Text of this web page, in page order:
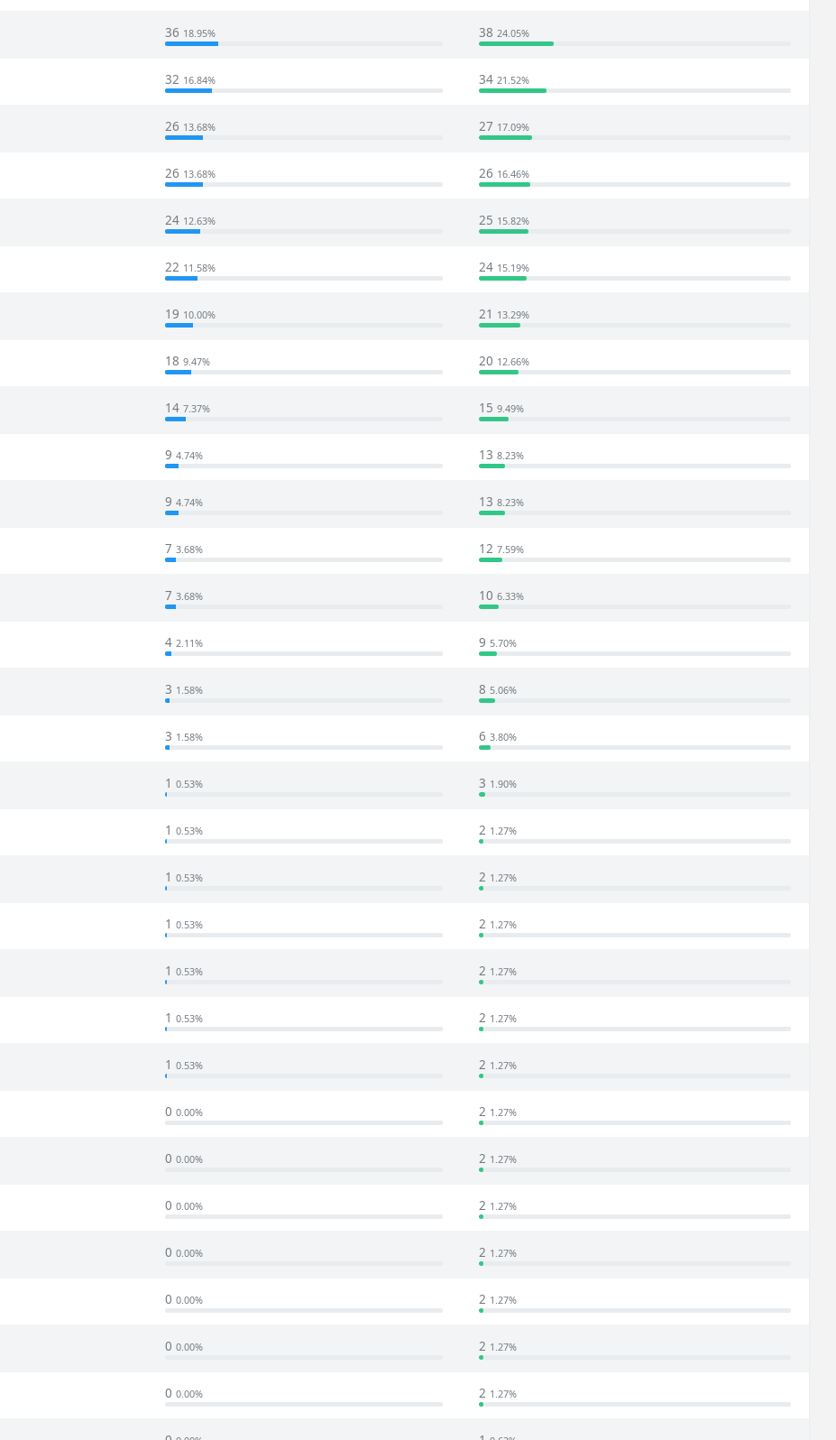
36 18.95% 3824.05%
32 16.84% 3421.52%
26 13.68% 27 17.09%
26 13.68% 26 16.46%
24 12.63% 25 15.82%
22 11.58% 24 15.19%
19 10.00% 21 13.29%
189.47% 20 12.66%
147.37% 159.49%
94.74% 138.23%
94.74% 138.23%
73.68% 127.59%
73.68% 106.33%
42.11% 95.70%
3 1.58% 85.06%
3 1.58% 63.80%
10.53% 3 1.90%
10.53% 2 1.27%
10.53% 2 1.27%
10.53% 2 1.27%
10.53% 2 1.27%
10.53% 2 1.27%
10.53% 2 1.27%
00.00% 2 1.27%
00.00% 2 1.27%
00.00% 2 1.27%
00.00% 2 1.27%
00.00% 2 1.27%
00.00% 2 1.27%
00.00% 2 1.27%